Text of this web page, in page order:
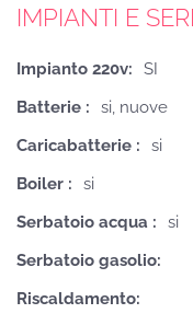
IMPIANTI E
Impianto 220v:
SI
Batterie :
si, nuove
Caricabatterie :
si
Boiler :
si
Serbatoio acqua :
si
Serbatoio gasolio:
Riscaldamento: